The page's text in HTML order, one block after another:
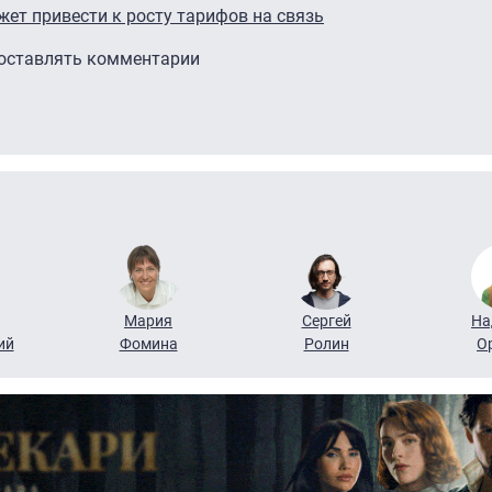
привести к росту тарифов на связь
комментарии
Мария
Фомина
Сергей
Ролин